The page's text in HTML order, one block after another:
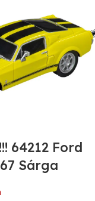
64212 Ford
Sárga